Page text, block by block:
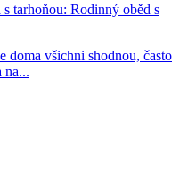
tarhoňou: Rodinný oběd s
doma všichni shodnou, často
na...